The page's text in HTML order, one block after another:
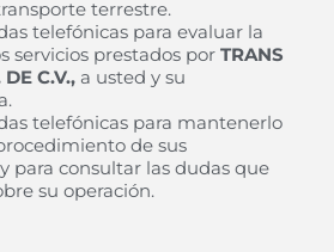
terrestre.
telefónicas para evaluar la
servicios prestados por TRANS
C.V., a usted y su
telefónicas para mantenerlo
de sus
para consultar las dudas que
su operación.